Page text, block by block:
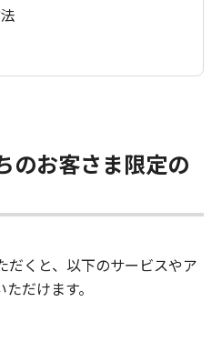
のお客さま限定の
だくと、以下のサービスやア
だけます。